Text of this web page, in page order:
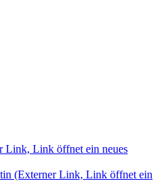
Link, Link öffnet ein neues
(Externer Link, Link öffnet ein